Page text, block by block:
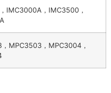
IMC3000A，IMC3500，
MPC3503，MPC3004，